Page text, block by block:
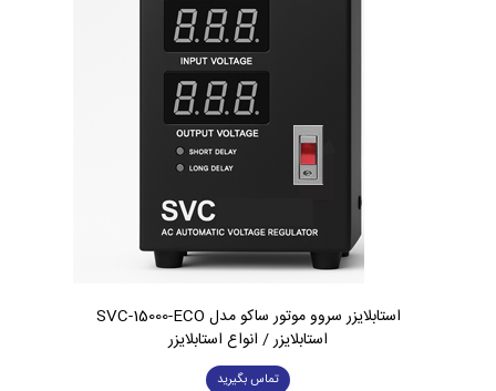
استابلایزر سروو موتور ساکو مدل SVC-15000-ECO
استابلایزر / انواع استابلایزر
تماس بگیرید